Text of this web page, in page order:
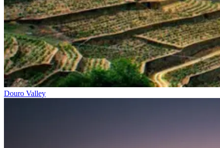
Douro Valley